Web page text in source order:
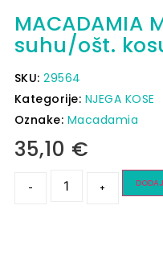
MACADAMIA
suhu/ošt.
SKU:29564
Kategorije: NJEGA KOSE
Oznake: Macadamia
35,10 €
- +